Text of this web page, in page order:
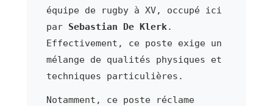
équipe de rugby à XV, occupé ici
par Sebastian De Klerk.
Effectivement, ce poste exige un
mélange de qualités physiques et
techniques particulières.
Notamment, ce poste réclame